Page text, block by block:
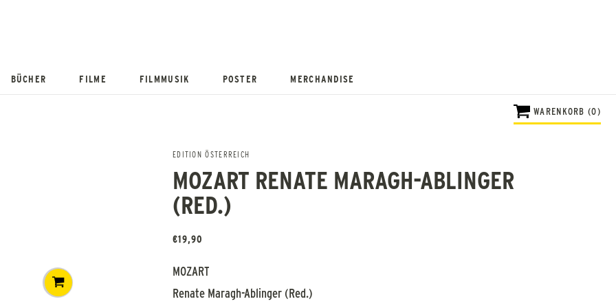
BÜCHER FILME FILMMUSIK POSTER MERCHANDISE
WARENKORB (0)
EDITION ÖSTERREICH
MOZART RENATE MARAGH-ABLINGER
(RED.)
€19,90
MOZART
Renate Maragh-Ablinger (Red.)